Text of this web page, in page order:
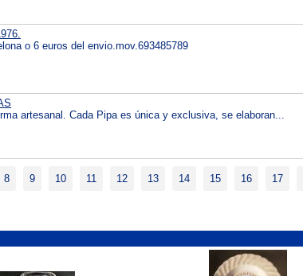
o 6 euros del envio.mov.693485789
artesanal. Cada Pipa es única y exclusiva, se elaboran...
8 9 10 11 12 13 14 15 16 17